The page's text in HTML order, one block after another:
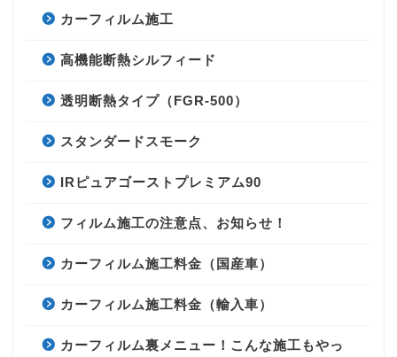
カーフィルム施工
高機能断熱シルフィード
透明断熱タイプ（FGR-500）
スタンダードスモーク
IRピュアゴーストプレミアム90
フィルム施工の注意点、お知らせ！
カーフィルム施工料金（国産車）
カーフィルム施工料金（輸入車）
カーフィルム裏メニュー！こんな施工もやっ